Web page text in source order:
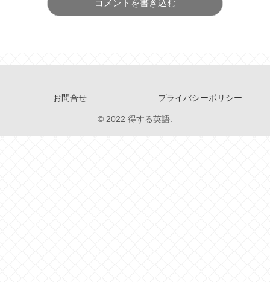
コメントを書き込む
お問合せ プライバシーポリシー
© 2022 得する英語.